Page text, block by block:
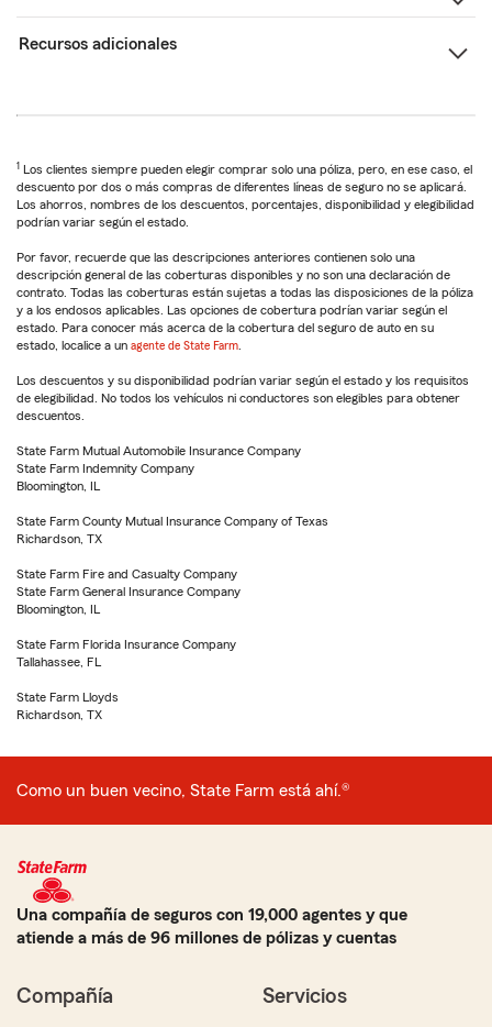
Recursos adicionales
1 Los clientes siempre pueden elegir comprar solo una póliza, pero, en ese caso, el
descuento por dos o más compras de diferentes líneas de seguro no se aplicará.
Los ahorros, nombres de los descuentos, porcentajes, disponibilidad y elegibilidad
podrían variar según el estado.
Por favor, recuerde que las descripciones anteriores contienen solo una
descripción general de las coberturas disponibles y no son una declaración de
contrato. Todas las coberturas están sujetas a todas las disposiciones de la póliza
y a los endosos aplicables. Las opciones de cobertura podrían variar según el
estado. Para conocer más acerca de la cobertura del seguro de auto en su
estado, localice a un agente de State Farm
Los descuentos y su disponibilidad podrían variar según el estado y los requisitos
de elegibilidad. No todos los vehículos ni conductores son elegibles para obtener
descuentos.
State Farm Mutual Automobile Insurance Company
State Farm Indemnity Company
Bloomington, IL
State Farm County Mutual Insurance Company of Texas
Richardson, TX
State Farm Fire and Casualty Company
State Farm General Insurance Company
Bloomington, IL
State Farm Florida Insurance Company
Tallahassee, FL
State Farm Lloyds
Richardson, TX
Como un buen vecino, State Farm está ahí.®
Una compañía de seguros con 19,000 agentes y que
atiende a más de 96 millones de pólizas y cuentas
Compañía Servicios